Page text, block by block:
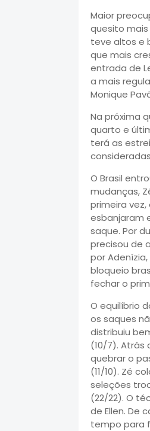
Maior
quesito
teve altos e
que mais
entrada de
a mais
Monique
Na próxima
quarto e
terá as
O Brasil
mudanças,
primeira
esbanjaram
saque. Por
precisou de
por
bloqueio
fechar o
O equilíbrio
os saques
distribuiu
(10/7). Atrás
quebrar o
(11/10). Zé
seleções
(22/22). O
de Ellen. De
tempo para